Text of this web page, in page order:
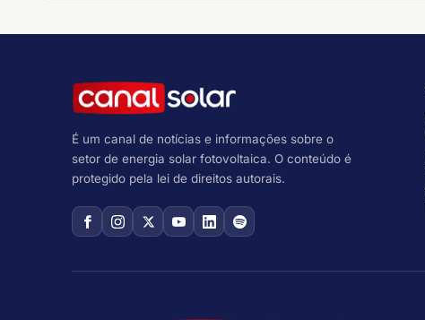
É um canal de notícias e informações sobre o
setor de energia solar fotovoltaica. O conteúdo é
protegido pela lei de direitos autorais.